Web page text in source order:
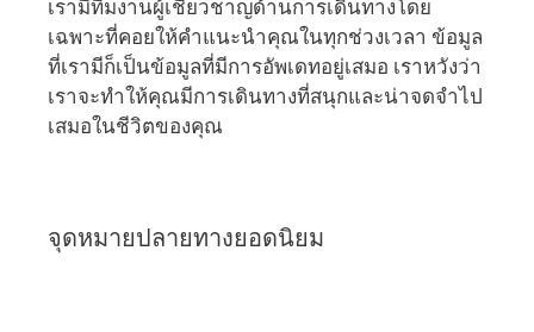
เรามีทีมงานผู้เชี่ยวชาญด้านการเดินทางโดย
เฉพาะที่คอยให้คำแนะนำคุณในทุกช่วงเวลา ข้อมูล
ที่เรามีก็เป็นข้อมูลที่มีการอัพเดทอยู่เสมอ เราหวังว่า
เราจะทำให้คุณมีการเดินทางที่สนุกและน่าจดจำไป
เสมอในชีวิตของคุณ
จุดหมายปลายทางยอดนิยม